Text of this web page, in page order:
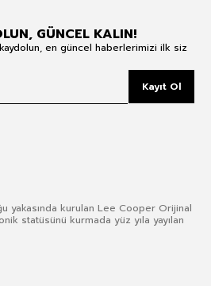
GÜNCEL KALIN!
en güncel haberlerimizi ilk siz
Kayıt Ol
yakasında kurulan Lee Cooper Orijinal
statüsünü kurmada yüz yıla yayılan